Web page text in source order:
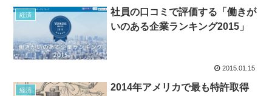
経済
社員の口コミで評価する「働きが
いのある企業ランキング2015」
2015.01.15
経済
2014年アメリカで最も特許取得